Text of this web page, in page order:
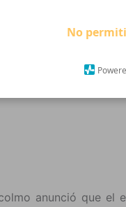
No
anunció que el